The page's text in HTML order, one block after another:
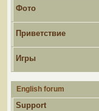
Фото
Приветствие
Игры
English forum
Support